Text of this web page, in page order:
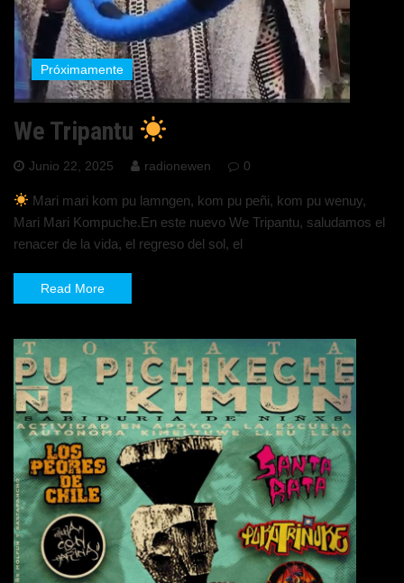
Próximamente
We Tripantu
Junio 22, 2025 radionewen 0
Mari mari kom pu lamngen, kom pu peñi, kom pu wenuy,
Mari Mari Kompuche.En este nuevo We Tripantu, saludamos el
renacer de la vida, el regreso del sol, el
Read More